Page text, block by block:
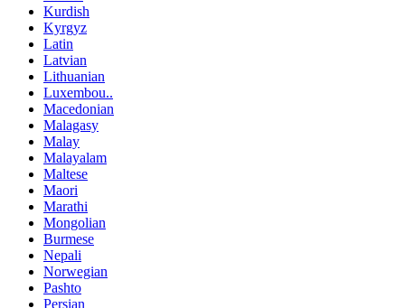
Kurdish
Kyrgyz
Latin
Latvian
Lithuanian
Luxembou..
Macedonian
Malagasy
Malay
Malayalam
Maltese
Maori
Marathi
Mongolian
Burmese
Nepali
Norwegian
Pashto
Persian